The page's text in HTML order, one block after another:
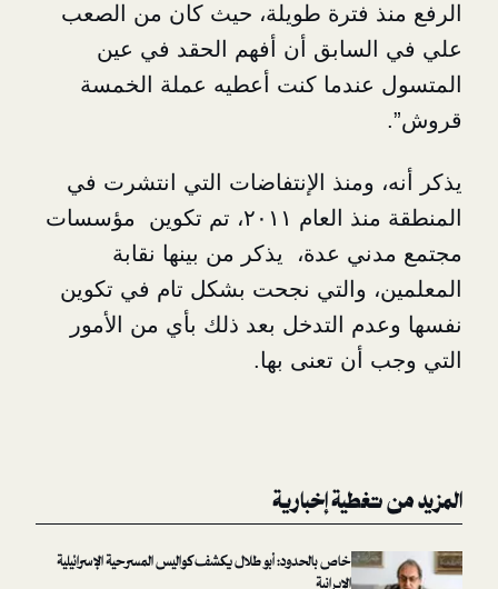
فترة طويلة، حيث كان من الصعب
أن أفهم الحقد في عين
كنت أعطيه عملة الخمسة
ومنذ الإنتفاضات التي انتشرت في
المنطقة منذ العام ٢٠١١، تم تكوين مؤسسات
عدة، يذكر من بينها نقابة
والتي نجحت بشكل تام في تكوين
التدخل بعد ذلك بأي من الأمور
تعنى بها.
إخبارية
خاص بالحدود: أبو طلال يكشف كواليس المسرحية الإسرائيلية